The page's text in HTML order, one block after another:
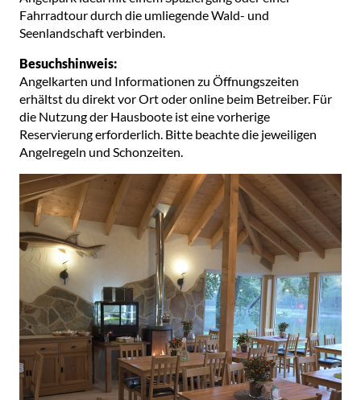
Fahrradtour durch die umliegende Wald- und
Seenlandschaft verbinden.
Besuchshinweis:
Angelkarten und Informationen zu Öffnungszeiten
erhältst du direkt vor Ort oder online beim Betreiber. Für
die Nutzung der Hausboote ist eine vorherige
Reservierung erforderlich. Bitte beachte die jeweiligen
Angelregeln und Schonzeiten.